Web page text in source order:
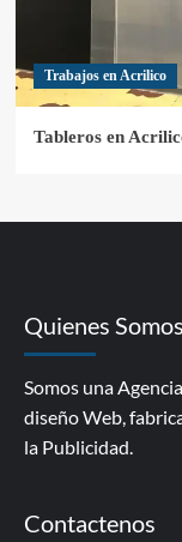
Trabajos en Acrilico
Tableros en
Quienes Somos
Somos una
diseño Web,
la Publicidad.
Contactenos